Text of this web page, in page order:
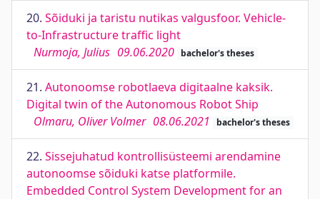
20. Sõiduki ja taristu nutikas valgusfoor. Vehicle-
to-Infrastructure traffic light
Nurmoja, Julius 09.06.2020 bachelor's theses
21. Autonoomse robotlaeva digitaalne kaksik.
Digital twin of the Autonomous Robot Ship
Olmaru, Oliver Volmer 08.06.2021 bachelor's theses
22. Sissejuhatud kontrollisüsteemi arendamine
autonoomse sõiduki katse platformile.
Embedded Control System Development for an